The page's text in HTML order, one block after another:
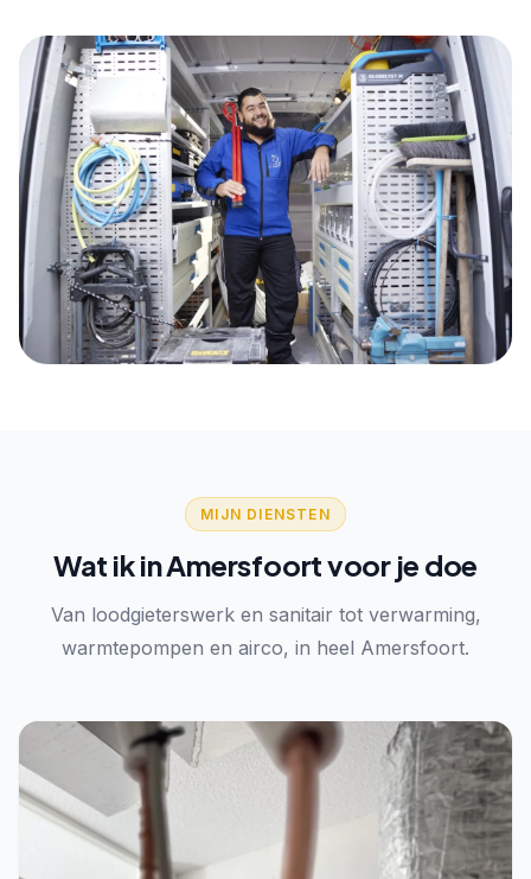
MIJN DIENSTEN
Wat ik in Amersfoort voor je doe
Van loodgieterswerk en sanitair tot verwarming,
warmtepompen en airco, in heel Amersfoort.